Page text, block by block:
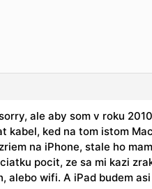
ale aby som v roku
kabel, ked na tom istom
na iPhone, stale ho
pocit, ze sa mi kazi
alebo wifi. A iPad budem